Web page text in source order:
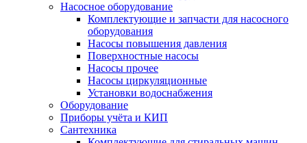
Насосное оборудование
Комплектующие и запчасти для насосного
оборудования
Насосы повышения давления
Поверхностные насосы
Насосы прочее
Насосы циркуляционные
Установки водоснабжения
Оборудование
Приборы учёта и КИП
Сантехника